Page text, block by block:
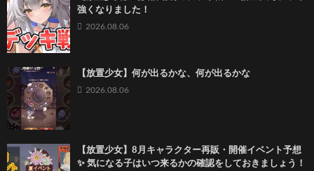
強くなりました！
2026.08.06
【放置少女】何が出るかな、何が出るかな
2026.08.06
【放置少女】8月キャラクター再販・開催イベント予想
✨ 気になる子はいつ来るかの確認をしておきましょう！